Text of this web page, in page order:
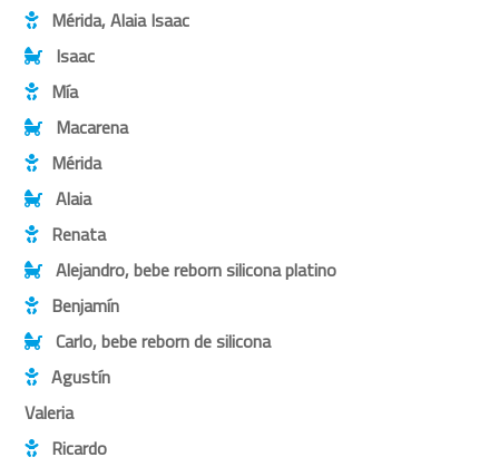
Mérida, Alaia Isaac
Isaac
Mía
Macarena
Mérida
Alaia
Renata
Alejandro, bebe reborn silicona platino
Benjamín
Carlo, bebe reborn de silicona
Agustín
Valeria
Ricardo